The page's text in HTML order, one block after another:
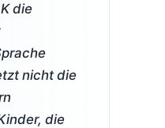
die
nicht die
die